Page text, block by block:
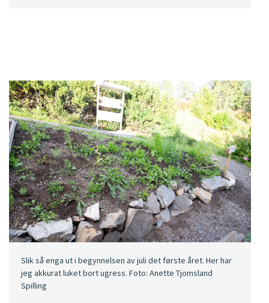
Slik så enga ut i begynnelsen av juli det første året. Her har
jeg akkurat luket bort ugress. Foto: Anette Tjomsland
Spilling